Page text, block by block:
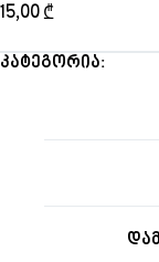
15,00₾
კატეგორია: